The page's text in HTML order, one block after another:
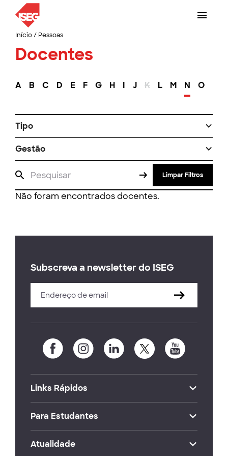
Início/ Pessoas
Docentes
A B C D E F G H I J K L M N O
Tipo
Gestão
Limpar Filtros
Não foram encontrados docentes.
Subscreva a newsletter do ISEG
Links Rápidos
Para Estudantes
Atualidade